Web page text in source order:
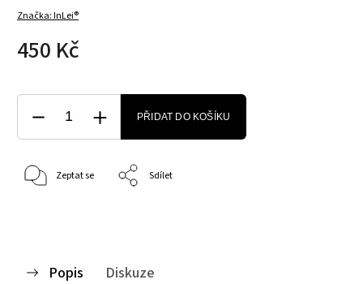
Značka:InLei®
450 Kč
PŘIDAT DO KOŠÍKU
Zeptat se Sdílet
Popis Diskuze